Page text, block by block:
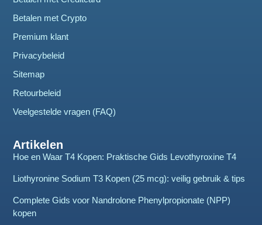
Betalen met Crypto
Premium klant
Privacybeleid
Sitemap
Retourbeleid
Veelgestelde vragen (FAQ)
Artikelen
Hoe en Waar T4 Kopen: Praktische Gids Levothyroxine T4
Liothyronine Sodium T3 Kopen (25 mcg): veilig gebruik & tips
Complete Gids voor Nandrolone Phenylpropionate (NPP)
kopen